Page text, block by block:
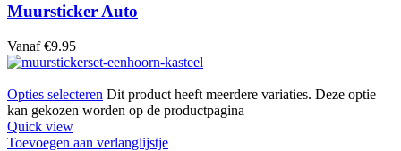
Muursticker Auto
Vanaf €9.95
Opties selecteren Dit product heeft meerdere variaties. Deze optie
kan gekozen worden op de productpagina
Quick view
Toevoegen aan verlanglijstje